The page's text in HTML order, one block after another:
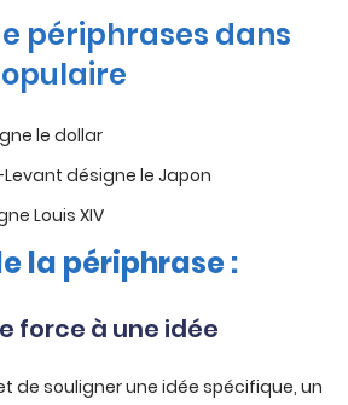
périphrases dans
le dollar
Levant désigne le Japon
Louis XIV
la périphrase :
force à une idée
de souligner une idée spécifique, un